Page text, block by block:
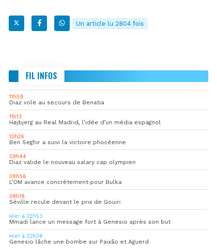
Un article lu 2804 fois
FIL INFOS
11h59
Diaz vole au secours de Benatia
11h13
Højbjerg au Real Madrid, l’idée d’un média espagnol
10h26
Ben Seghir a suivi la victoire phocéenne
09h44
Diaz valide le nouveau salary cap olympien
08h56
L’OM avance concrètement pour Bulka
08h18
Séville recule devant le prix de Gouiri
Hier à 22h53
Mmadi lance un message fort à Genesio après son but
Hier à 22h08
Genesio lâche une bombe sur Paixão et Aguerd